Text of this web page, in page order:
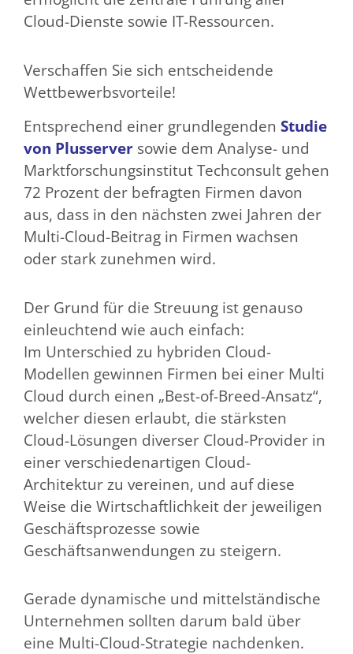
Cloud-Dienste sowie IT-Ressourcen.
Verschaffen Sie sich entscheidende
Wettbewerbsvorteile!
Entsprechend einer grundlegenden Studie
von Plusserver sowie dem Analyse- und
Marktforschungsinstitut Techconsult gehen
72 Prozent der befragten Firmen davon
aus, dass in den nächsten zwei Jahren der
Multi-Cloud-Beitrag in Firmen wachsen
oder stark zunehmen wird.
Der Grund für die Streuung ist genauso
einleuchtend wie auch einfach:
Im Unterschied zu hybriden Cloud-
Modellen gewinnen Firmen bei einer Multi
Cloud durch einen „Best-of-Breed-Ansatz“,
welcher diesen erlaubt, die stärksten
Cloud-Lösungen diverser Cloud-Provider in
einer verschiedenartigen Cloud-
Architektur zu vereinen, und auf diese
Weise die Wirtschaftlichkeit der jeweiligen
Geschäftsprozesse sowie
Geschäftsanwendungen zu steigern.
Gerade dynamische und mittelständische
Unternehmen sollten darum bald über
eine Multi-Cloud-Strategie nachdenken.